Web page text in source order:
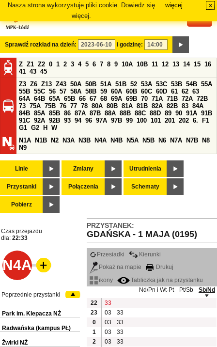
Nasza strona wykorzystuje pliki cookie. Dowiedz się
więcej.
więcej x
Sprawdź rozkład na dzień: i godzinę:
Z Z1 Z2 0 1 2 3 4 5 6 7 8 9 10A 10B 11 12 13 14 15 16
41 43 45
Z3 Z6 Z13 Z43 50A 50B 51A 51B 52 53A 53C 53B 54B 55A
55B 55C 56 57 58A 58B 59 60A 60B 60C 60D 61 62 63
64A 64B 65A 65B 66 67 68 69A 69B 70 71A 71B 72A 72B
73 75A 75B 76 77 78 80A 80B 81A 81B 82A 82B 83 84A
84B 85A 85B 86 87A 87B 88A 88B 88C 88D 89 90 91A 91B
91C 92A 92B 93 94 96 97A 97B 99 100 101 201 202 6.
F1
G1 G2 H
W
N1A
N1B N2 N3A N3B N4A N4B N5A N5B N6 N7A N7B
N8
N9
Linie Zmiany Utrudnienia
Przystanki Połączenia Schematy
Pobierz
PRZYSTANEK:
GDAŃSKA - 1 MAJA (0195)
Czas przejazdu
dla: 22:33
N4A
Przesiadki
Kierunki
Pokaż na mapie
Drukuj
ikony
Tabliczka jak na przystanku
Nd/Pn i Wt-Pt
Pt/Sb
Sb/Nd
22
33
23
03
33
0
03
33
1
03
33
2
03
33
Poprzednie przystanki
Park im. Klepacza NŻ
Radwańska (kampus PŁ)
Żwirki NŻ